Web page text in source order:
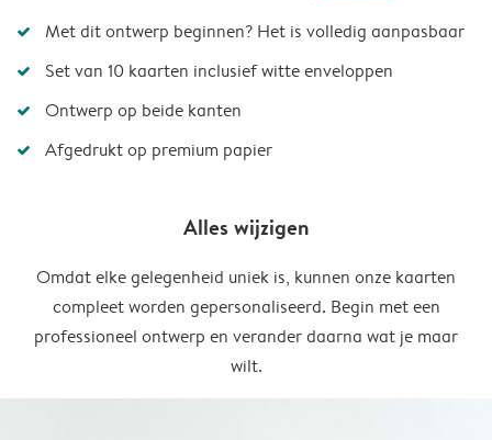
Met dit ontwerp beginnen? Het is volledig aanpasbaar
Set van 10 kaarten inclusief witte enveloppen
Ontwerp op beide kanten
Afgedrukt op premium papier
Alles wijzigen
Omdat elke gelegenheid uniek is, kunnen onze kaarten
compleet worden gepersonaliseerd. Begin met een
professioneel ontwerp en verander daarna wat je maar
wilt.